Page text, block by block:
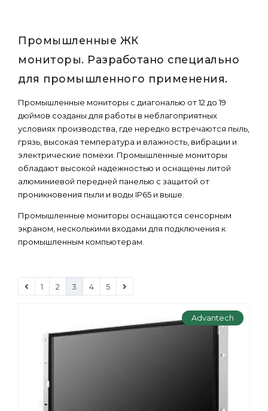
Промышленные ЖК
мониторы. Разработано специально
для промышленного применения.
Промышленные мониторы с диагональю от 12 до 19
дюймов созданы для работы в неблагоприятных
условиях производства, где нередко встречаются пыль,
грязь, высокая температура и влажность, вибрации и
электрические помехи. Промышленные мониторы
обладают высокой надежностью и оснащены литой
алюминиевой передней панелью с защитой от
проникновения пыли и воды IP65 и выше.
Промышленные мониторы оснащаются сенсорным
экраном, несколькими входами для подключения к
промышленным компьютерам.
1 2 3 4 5
Advantech